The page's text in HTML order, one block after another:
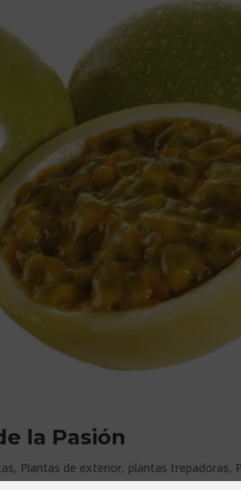
la Pasión
, Plantas de exterior, plantas trepadoras,